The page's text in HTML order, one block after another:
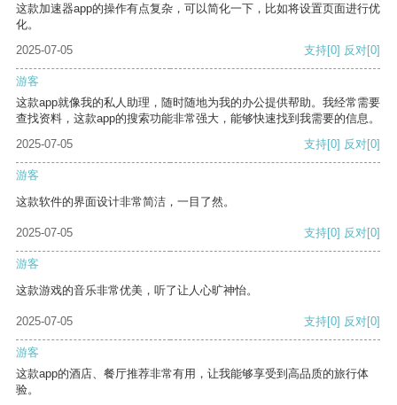
这款加速器app的操作有点复杂，可以简化一下，比如将设置页面进行优
化。
2025-07-05
支持[0] 反对[0]
游客
这款app就像我的私人助理，随时随地为我的办公提供帮助。我经常需要
查找资料，这款app的搜索功能非常强大，能够快速找到我需要的信息。
2025-07-05
支持[0] 反对[0]
游客
这款软件的界面设计非常简洁，一目了然。
2025-07-05 支持[0] 反对[0]
游客
这款游戏的音乐非常优美，听了让人心旷神怡。
2025-07-05 支持[0] 反对[0]
游客
这款app的酒店、餐厅推荐非常有用，让我能够享受到高品质的旅行体
验。